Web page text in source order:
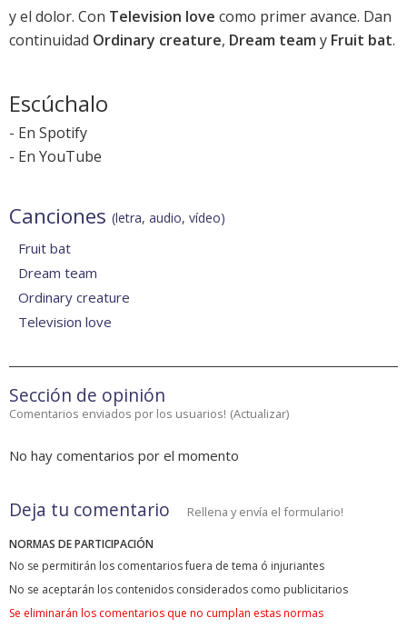
y el dolor. Con Television love como primer avance. Dan
continuidad Ordinary creature, Dream team y Fruit bat.
Escúchalo
- En Spotify
- En YouTube
Canciones (letra, audio, vídeo)
Fruit bat
Dream team
Ordinary creature
Television love
Sección de opinión
Comentarios enviados por los usuarios! (Actualizar)
No hay comentarios por el momento
Deja tu comentario Rellena y envía el formulario!
NORMAS DE PARTICIPACIÓN
No se permitirán los comentarios fuera de tema ó injuriantes
No se aceptarán los contenidos considerados como publicitarios
Se eliminarán los comentarios que no cumplan estas normas